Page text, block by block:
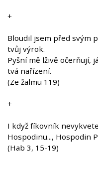
+
Bloudil jsem před svým
tvůj výrok.
Pyšní mě lživě očerňují,
tvá nařízení.
(Ze žalmu 119)
+
I když fíkovník
Hospodinu..., Hospodin
(Hab 3, 15-19)